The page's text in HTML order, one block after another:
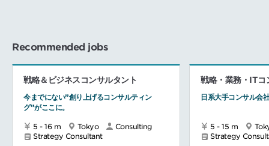
Recommended jobs
戦略＆ビジネスコンサルタント
今までにない”創り上げるコンサルティン
グ”がここに。
5 - 16 m Tokyo
Consulting
Strategy Consultant
戦略・業務・ITコ
日系大手コンサル会
5 - 15 m
Strategy